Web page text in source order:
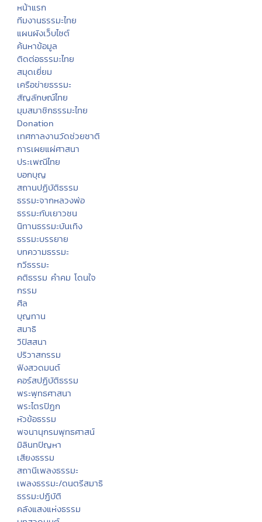
หน้าแรก
ทีมงานธรรมะไทย
แผนผังเว็บไซต์
ค้นหาข้อมูล
ติดต่อธรรมะไทย
สมุดเยี่ยม
เครือข่ายธรรมะ
สัญลักษณ์ไทย
มุมสมาชิกธรรมะไทย
Donation
เทศกาลงานวัดช่วยชาติ
การเผยแผ่ศาสนา
ประเพณีไทย
บอกบุญ
สถานปฏิบัติธรรม
ธรรมะจากหลวงพ่อ
ธรรมะกับเยาวชน
นิทานธรรมะบันเทิง
ธรรมะบรรยาย
บทความธรรมะ
กวีธรรมะ
คติธรรม คำคม โดนใจ
กรรม
ศีล
บุญทาน
สมาธิ
วิปัสสนา
ปริวาสกรรม
ฟังสวดมนต์
คอร์สปฏิบัติธรรม
พระพุทธศาสนา
พระไตรปิฏก
หัวข้อธรรม
พจนานุกรมพุทธศาสน์
มิลินทปัญหา
เสียงธรรม
สถานีเพลงธรรมะ
เพลงธรรมะ/ดนตรีสมาธิ
ธรรมะปฏิบัติ
คลังแสงแห่งธรรม